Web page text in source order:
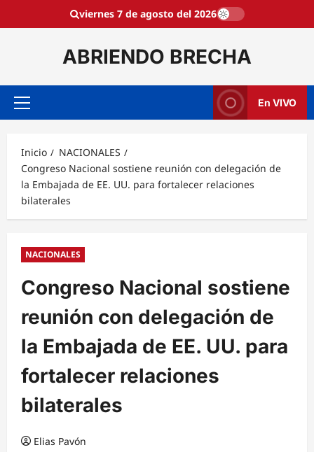
viernes 7 de agosto del 2026
ABRIENDO BRECHA
Menú
En VIVO
Inicio
NACIONALES
Congreso Nacional sostiene reunión con delegación de
la Embajada de EE. UU. para fortalecer relaciones
bilaterales
NACIONALES
Congreso Nacional sostiene
reunión con delegación de
la Embajada de EE. UU. para
fortalecer relaciones
bilaterales
Elias Pavón